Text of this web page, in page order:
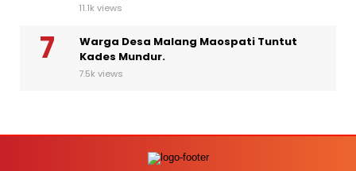
11.1k views
Warga Desa Malang Maospati Tuntut
Kades Mundur.
7.5k views